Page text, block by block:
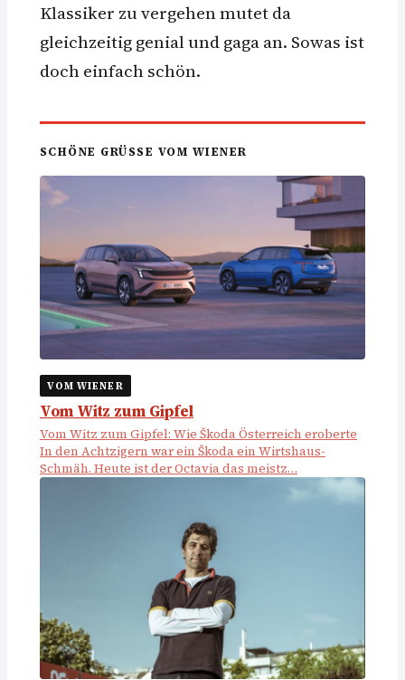
Klassiker zu vergehen mutet da
gleichzeitig genial und gaga an. Sowas ist
doch einfach schön.
SCHÖNE GRÜSSE VOM WIENER
VOM WIENER
Vom Witz zum Gipfel
Vom Witz zum Gipfel: Wie Škoda Österreich eroberte
In den Achtzigern war ein Škoda ein Wirtshaus-
Schmäh. Heute ist der Octavia das meistz…